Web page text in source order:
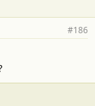
#186